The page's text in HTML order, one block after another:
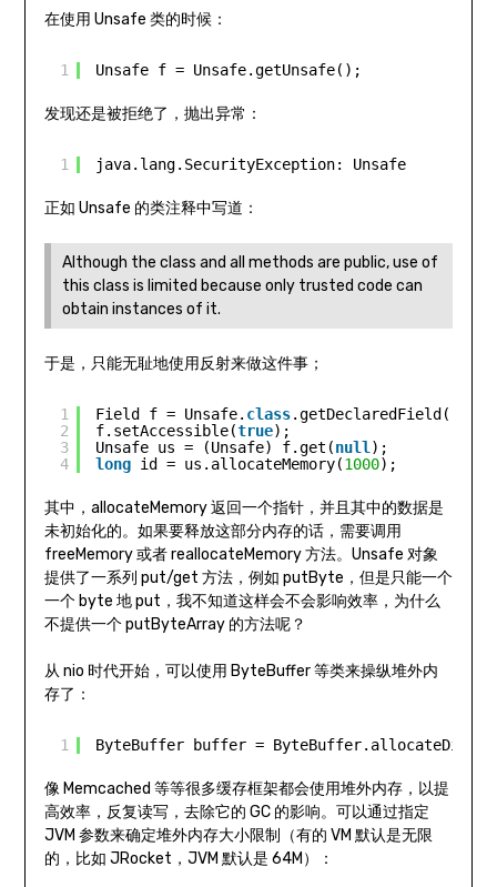
在使用 Unsafe 类的时候：
1 Unsafe f = Unsafe.getUnsafe();
发现还是被拒绝了，抛出异常：
1 java.lang.SecurityException: Unsafe
正如 Unsafe 的类注释中写道：
Although the class and all methods are public, use of
this class is limited because only trusted code can
obtain instances of it.
于是，只能无耻地使用反射来做这件事；
1
2
3
4
Field f = Unsafe. class.getDeclaredField(
f.setAccessible(true);
Unsafe us = (Unsafe) f.get(null );
long id = us.allocateMemory(1000);
其中，allocateMemory 返回一个指针，并且其中的数据是
未初始化的。如果要释放这部分内存的话，需要调用
freeMemory 或者 reallocateMemory 方法。Unsafe 对象
提供了一系列 put/get 方法，例如 putByte，但是只能一个
一个 byte 地 put，我不知道这样会不会影响效率，为什么
不提供一个 putByteArray 的方法呢？
从 nio 时代开始，可以使用 ByteBuffer 等类来操纵堆外内
存了：
1 ByteBuffer buffer =
像 Memcached 等等很多缓存框架都会使用堆外内存，以提
高效率，反复读写，去除它的 GC 的影响。可以通过指定
JVM 参数来确定堆外内存大小限制（有的 VM 默认是无限
的，比如 JRocket，JVM 默认是 64M）：